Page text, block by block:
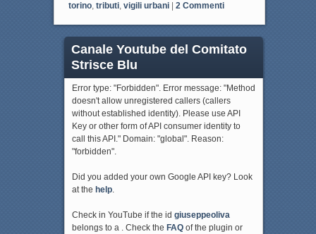
torino, tributi, vigili urbani 2Commenti
Canale Youtube del Comitato
Strisce Blu
Error type: "Forbidden". Error message: "Method
doesn't allow unregistered callers (callers
without established identity). Please use API
Key or other form of API consumer identity to
call this API." Domain: "global". Reason:
"forbidden".
Did you added your own Google API key? Look
at the help.
Check in YouTube if the id giuseppeoliva
belongs to a . Check the FAQof the plugin or